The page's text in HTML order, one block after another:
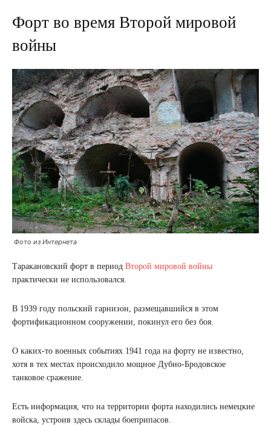
Форт во время Второй мировой
войны
Фото из Интернета
Таракановский форт в период Второй мировой войны
практически не использовался.
В 1939 году польский гарнизон, размещавшийся в этом
фортификационном сооружении, покинул его без боя.
О каких-то военных событиях 1941 года на форту не известно,
хотя в тех местах происходило мощное Дубно-Бродовское
танковое сражение.
Есть информация, что на территории форта находились немецкие
войска, устроив здесь склады боеприпасов.